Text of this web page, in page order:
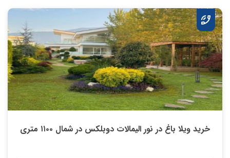
خرید ویلا باغ در نور الیمالات دوبلکس در شمال ۱۱۰۰ متری